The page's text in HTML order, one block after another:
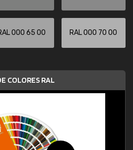
000 65 00 RAL 000 70 00
COLORES RAL